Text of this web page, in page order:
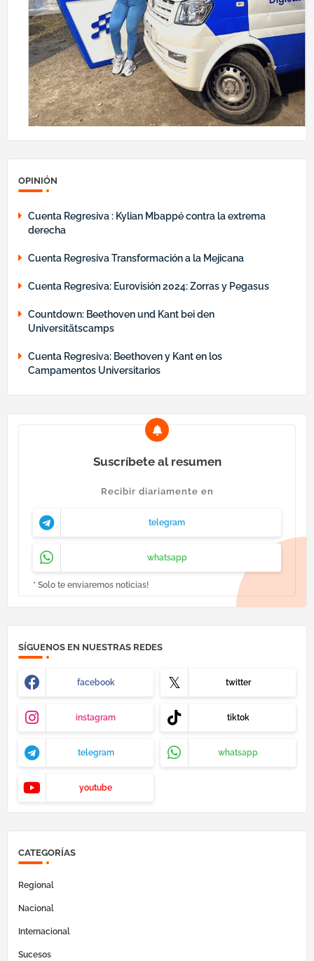
OPINIÓN
Cuenta Regresiva : Kylian Mbappé contra la extrema
derecha
Cuenta Regresiva Transformación a la Mejicana
Cuenta Regresiva: Eurovisión 2024: Zorras y Pegasus
Countdown: Beethoven und Kant bei den
Universitätscamps
Cuenta Regresiva: Beethoven y Kant en los
Campamentos Universitarios
Suscríbete al resumen
Recibir diariamente en
telegram
whatsapp
* Solo te enviaremos noticias!
SÍGUENOS EN NUESTRAS REDES
facebook twitter
instagram tiktok
telegram whatsapp
youtube
CATEGORÍAS
Regional
Nacional
Internacional
Sucesos